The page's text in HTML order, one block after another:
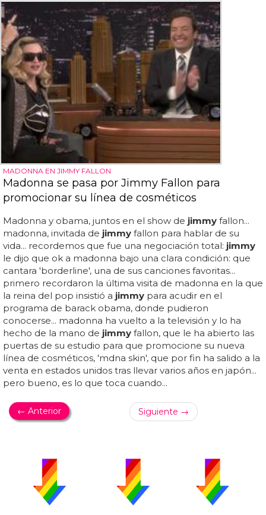
MADONNA EN JIMMY FALLON
Madonna se pasa por Jimmy Fallon para
promocionar su línea de cosméticos
Madonna y obama, juntos en el show de jimmy fallon...
madonna, invitada de jimmy fallon para hablar de su
vida... recordemos que fue una negociación total: jimmy
le dijo que ok a madonna bajo una clara condición: que
cantara 'borderline', una de sus canciones favoritas...
primero recordaron la última visita de madonna en la que
la reina del pop insistió a jimmy para acudir en el
programa de barack obama, donde pudieron
conocerse... madonna ha vuelto a la televisión y lo ha
hecho de la mano de jimmy fallon, que le ha abierto las
puertas de su estudio para que promocione su nueva
línea de cosméticos, 'mdna skin', que por fin ha salido a la
venta en estados unidos tras llevar varios años en japón...
pero bueno, es lo que toca cuando...
← Anterior Siguiente →